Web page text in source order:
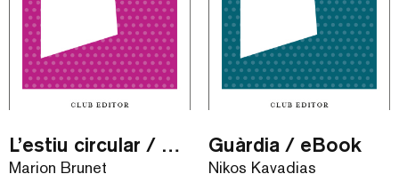
L’estiu circular / eBook
Marion Brunet
Guàrdia / eBook
Nikos Kavadias